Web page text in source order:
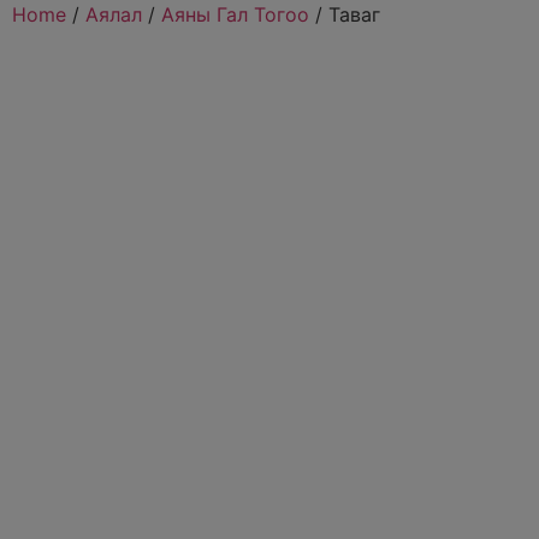
Home / Аялал / Аяны Гал Тогоо / Таваг